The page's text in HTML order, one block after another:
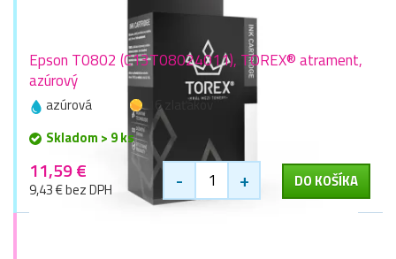
Epson T0802 (C13T08024011), TOREX® atrament,
azúrový
azúrová
16 zlaťákov
Skladom > 9 ks
11,59 €
9,43 € bez DPH - + DO KOŠÍKA